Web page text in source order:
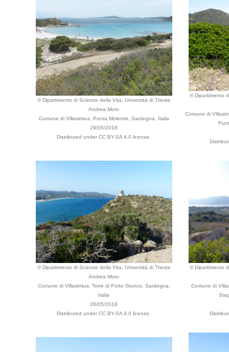
© Dipartimento di Scienze della Vita, Università di Trieste
Andrea Moro
Comune di Villasimius, Punta Molentis, Sardegna, Italia
29/05/2018
Distributed under CC BY-SA 4.0 license.
© Dipartimento
Comune di
© Dipartimento di Scienze della Vita, Università di Trieste
Andrea Moro
Comune di Villasimius, Torre di Porto Giunco, Sardegna,
Italia
28/05/2018
Distributed under CC BY-SA 4.0 license.
© Dipartimento
Comune di